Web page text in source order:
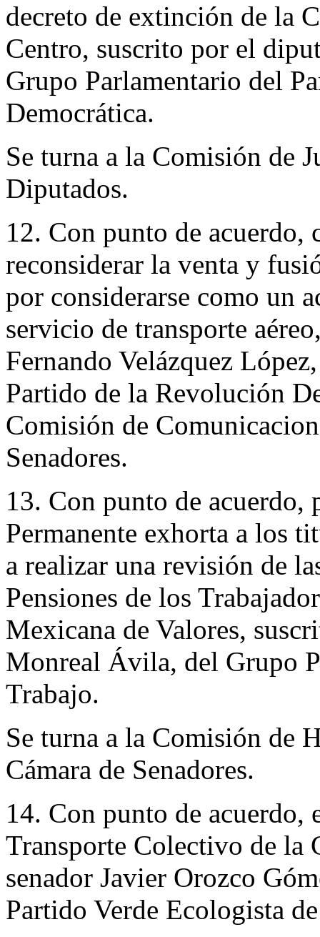
decreto de extinción de la
Centro, suscrito por el
Grupo Parlamentario del
Democrática.
Se turna a la Comisión de
Diputados.
12. Con punto de acuerdo,
reconsiderar la venta y
por considerarse como un
servicio de transporte
Fernando Velázquez
Partido de la Revolución
Comisión de
Senadores.
13. Con punto de
Permanente exhorta a los
a realizar una revisión de
Pensiones de los
Mexicana de Valores,
Monreal Ávila, del Grupo
Trabajo.
Se turna a la Comisión de
Cámara de Senadores.
14. Con punto de acuerdo,
Transporte Colectivo de la
senador Javier Orozco
Partido Verde Ecologista